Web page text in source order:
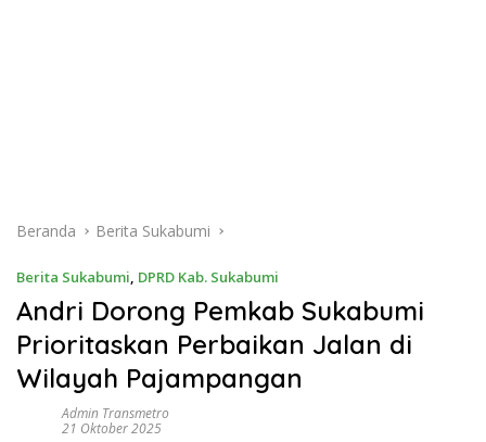
Beranda Berita Sukabumi
Berita Sukabumi, DPRD Kab. Sukabumi
Andri Dorong Pemkab Sukabumi
Prioritaskan Perbaikan Jalan di
Wilayah Pajampangan
Admin Transmetro
21 Oktober 2025